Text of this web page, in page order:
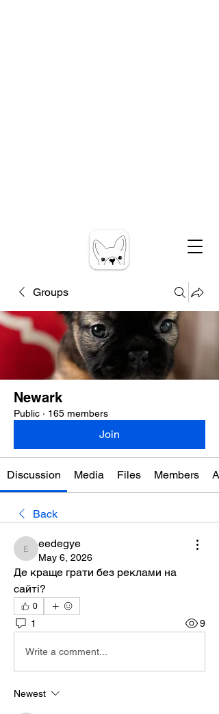
Groups
Newark
Public · 165 members
Join
Discussion Media Files Members
Back
eedegye
eedegye
May 6, 2026
Де краще грати без реклами на
сайті?
0
1 9
Write a comment...
Newest